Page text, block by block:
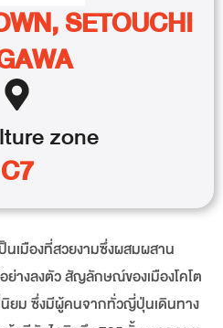
SETOUCHI
zone
C7
ป็นเมืองที่สวยงามซึ่งผสมผสาน
ย่างลงตัว สัญลักษณ์ของเมืองโคโต
นิยม ซึ่งมีผู้คนจากทั่วญี่ปุ่นเดินทาง